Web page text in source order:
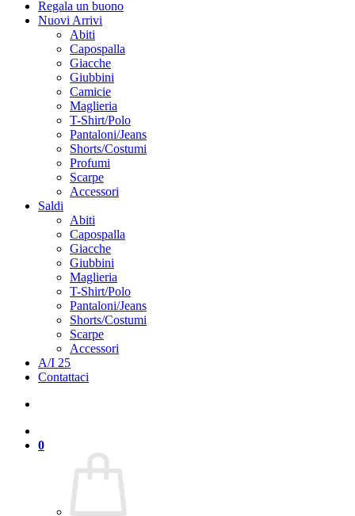
Regala un buono
Nuovi Arrivi
Abiti
Capospalla
Giacche
Giubbini
Camicie
Maglieria
T-Shirt/Polo
Pantaloni/Jeans
Shorts/Costumi
Profumi
Scarpe
Accessori
Saldi
Abiti
Capospalla
Giacche
Giubbini
Maglieria
T-Shirt/Polo
Pantaloni/Jeans
Shorts/Costumi
Scarpe
Accessori
A/I 25
Contattaci
0